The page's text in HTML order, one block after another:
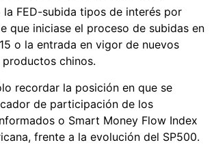
la FED-subida tipos de interés por
que iniciase el proceso de subidas en
o la entrada en vigor de nuevos
productos chinos.
recordar la posición en que se
de participación de los
o Smart Money Flow Index
frente a la evolución del SP500.